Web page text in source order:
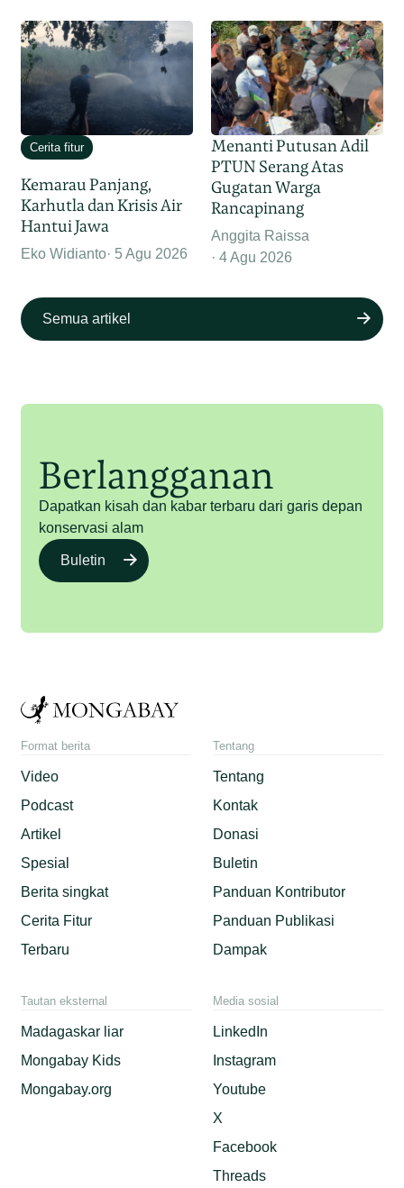
Cerita fitur
Kemarau Panjang,
Karhutla dan Krisis Air
Hantui Jawa
Eko Widianto 5 Agu 2026
Menanti Putusan Adil
PTUN Serang Atas
Gugatan Warga
Rancapinang
Anggita Raissa
4 Agu 2026
Semua artikel
Berlangganan
Dapatkan kisah dan kabar terbaru dari garis depan
konservasi alam
Buletin
Format berita
Video
Podcast
Artikel
Spesial
Berita singkat
Cerita Fitur
Terbaru
Tentang
Tentang
Kontak
Donasi
Buletin
Panduan Kontributor
Panduan Publikasi
Dampak
Tautan eksternal
Madagaskar liar
Mongabay Kids
Mongabay.org
Media sosial
LinkedIn
Instagram
Youtube
X
Facebook
Threads